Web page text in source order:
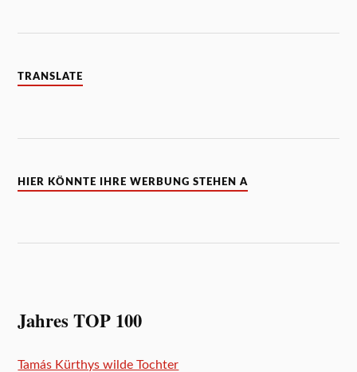
TRANSLATE
HIER KÖNNTE IHRE WERBUNG STEHEN A
Jahres TOP 100
Tamás Kürthys wilde Tochter